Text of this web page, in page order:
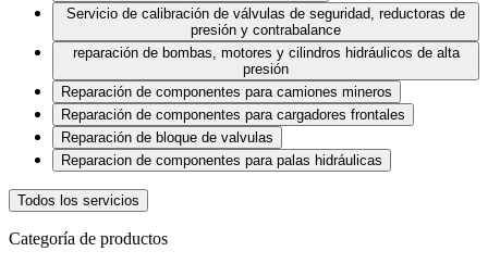
Servicio de calibración de válvulas de seguridad, reductoras de
presión y contrabalance
reparación de bombas, motores y cilindros hidráulicos de alta
presión
Reparación de componentes para camiones mineros
Reparación de componentes para cargadores frontales
Reparación de bloque de valvulas
Reparacion de componentes para palas hidráulicas
Todos los servicios
Categoría de productos